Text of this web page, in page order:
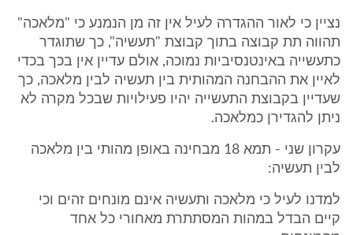
נציין כי לאור ההגדרה לעיל אין זה מן הנמנע כי "מלאכה"
תהווה תת קבוצה בתוך קבוצת "תעשיה", כך שתוגדר
כתעשייה באינטנסיביות נמוכה, אולם עדיין אין בכך בכדי
לאיין את ההבחנה המהותית בין תעשיה לבין מלאכה, כך
שעדיין בקבוצת התעשייה יהיו פעילויות שבכל מקרה לא
ניתן להגדירן כמלאכה.
עקרון שני - תמא 18 מבחינה באופן מהותי בין מלאכה
לבין תעשיה:
למדנו לעיל כי מלאכה ותעשיה אינם מונחים זהים וכי
קיים הבדל במהות המסתתרת מאחורי כל אחד